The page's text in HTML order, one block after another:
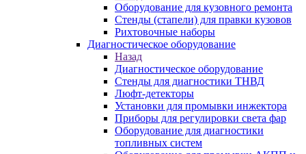
Оборудование для кузовного ремонта
Стенды (стапели) для правки кузовов
Рихтовочные наборы
Диагностическое оборудование
Назад
Диагностическое оборудование
Стенды для диагностики ТНВД
Люфт-детекторы
Установки для промывки инжектора
Приборы для регулировки света фар
Оборудование для диагностики
топливных систем